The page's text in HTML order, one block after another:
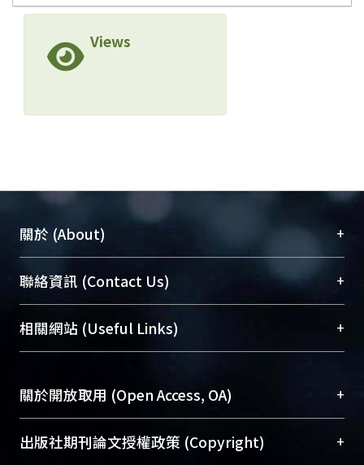
Views
關於 (About) +
臺大位居世界頂尖大學之列，為永久珍藏及向國際
展現本校豐碩的研究成果及學術能量，圖書館整合
機構典藏（NTUR）與學術庫（AH）不同功能平
台，成為臺大學術典藏NTU scholars。期能整合研
成果。
To permanently archive and promote researcher
profiles and scholarly works, Library integrates the
聯絡資訊 (Contact Us) +
總館學科館員(Main Library)
醫學圖書館學科館員(Medical Library)
Sciences Library)
相關網站 (Useful Links) +
關於開放取用 (Open Access, OA) +
開放取用是從使用者角度提升資訊取用性的社會運
出版社期刊論文授權政策 (Copyright) +